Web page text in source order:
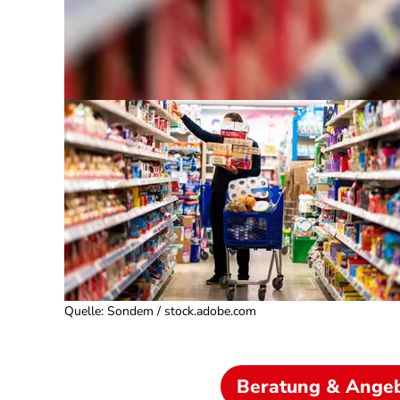
Quelle: Sondem / stock.adobe.com
Beratung &